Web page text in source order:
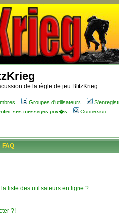
de la règle de jeu BlitzKrieg
Groupes d'utilisateurs
ses messages priv�s Connexion
FAQ
liste des utilisateurs en ligne ?
?!